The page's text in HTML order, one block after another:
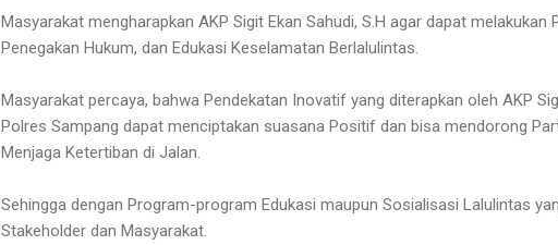
Masyarakat mengharapkan AKP Sigit Ekan Sahudi, S.H agar dapat
Penegakan Hukum, dan Edukasi Keselamatan Berlalulintas.
Masyarakat percaya, bahwa Pendekatan Inovatif yang diterapkan oleh AKP
Polres Sampang dapat menciptakan suasana Positif dan bisa mendorong
Menjaga Ketertiban di Jalan.
Sehingga dengan Program-program Edukasi maupun Sosialisasi Lalulintas
Stakeholder dan Masyarakat.